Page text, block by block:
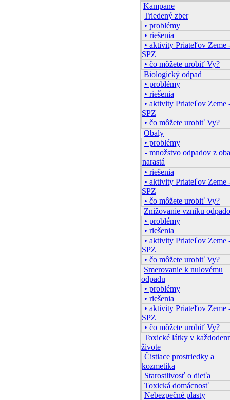
Kampane
Triedený zber
• problémy
• riešenia
• aktivity Priateľov Zeme
SPZ
• čo môžete urobiť Vy?
Biologický odpad
• problémy
• riešenia
• aktivity Priateľov Zeme
SPZ
• čo môžete urobiť Vy?
Obaly
• problémy
- množstvo odpadov z
narastá
• riešenia
• aktivity Priateľov Zeme
SPZ
• čo môžete urobiť Vy?
Znižovanie vzniku
• problémy
• riešenia
• aktivity Priateľov Zeme
SPZ
• čo môžete urobiť Vy?
Smerovanie k nulovému
odpadu
• problémy
• riešenia
• aktivity Priateľov Zeme
SPZ
• čo môžete urobiť Vy?
Toxické látky v
živote
Čistiace prostriedky a
kozmetika
Starostlivosť o dieťa
Toxická domácnosť
Nebezpečné plasty